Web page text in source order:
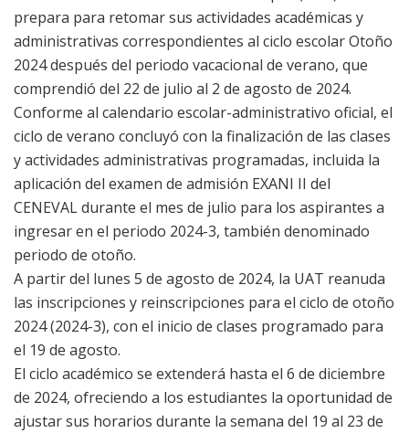
prepara para retomar sus actividades académicas y
administrativas correspondientes al ciclo escolar Otoño
2024 después del periodo vacacional de verano, que
comprendió del 22 de julio al 2 de agosto de 2024.
Conforme al calendario escolar-administrativo oficial, el
ciclo de verano concluyó con la finalización de las clases
y actividades administrativas programadas, incluida la
aplicación del examen de admisión EXANI II del
CENEVAL durante el mes de julio para los aspirantes a
ingresar en el periodo 2024-3, también denominado
periodo de otoño.
A partir del lunes 5 de agosto de 2024, la UAT reanuda
las inscripciones y reinscripciones para el ciclo de otoño
2024 (2024-3), con el inicio de clases programado para
el 19 de agosto.
El ciclo académico se extenderá hasta el 6 de diciembre
de 2024, ofreciendo a los estudiantes la oportunidad de
ajustar sus horarios durante la semana del 19 al 23 de